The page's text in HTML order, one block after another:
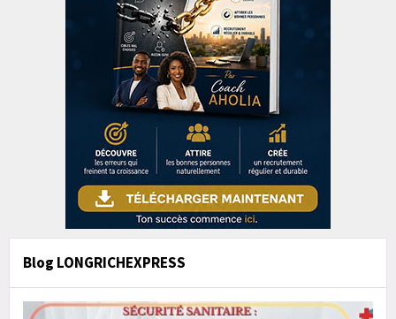
Blog LONGRICHEXPRESS